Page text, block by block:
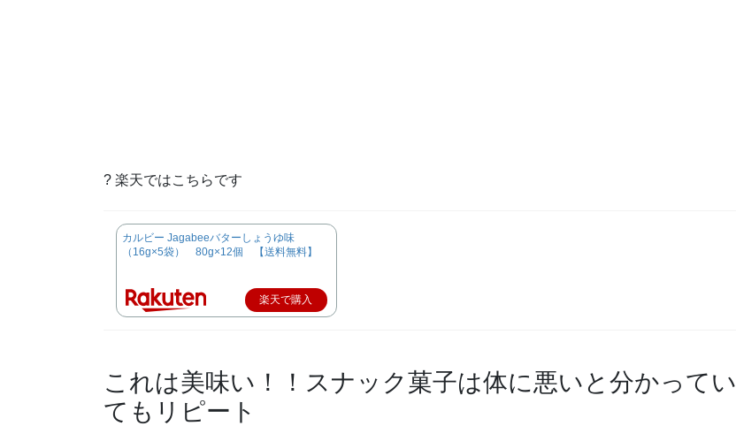
? 楽天ではこちらです
カルビー Jagabeeバターしょうゆ味
（16g×5袋） 80g×12個 【送料無料】
楽天で購入
これは美味い！！スナック菓子は体に悪いと分かってい
てもリピート